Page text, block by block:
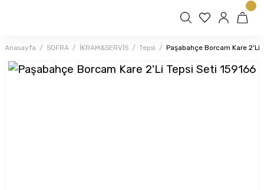
Anasayfa SOFRA İKRAM&SERVİS Tepsi Paşabahçe Borcam Kare 2'Li